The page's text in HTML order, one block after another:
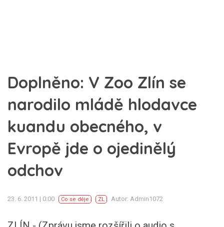
Doplněno: V Zoo Zlín se
narodilo mládě hlodavce
kuandu obecného, v
Evropě jde o ojedinělý
odchov
23. 6. 2011 | 0:00 Co se děje ZL Autor: Admin1072